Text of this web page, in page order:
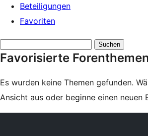
Beteiligungen
Favoriten
suchen:
Favorisierte Forenthemen
Es wurden keine Themen gefunden.
Ansicht aus oder beginne einen neuen